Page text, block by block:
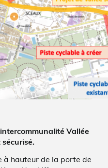
Vallée
à hauteur de la porte de